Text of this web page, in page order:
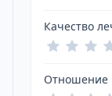
Качество
Отношение